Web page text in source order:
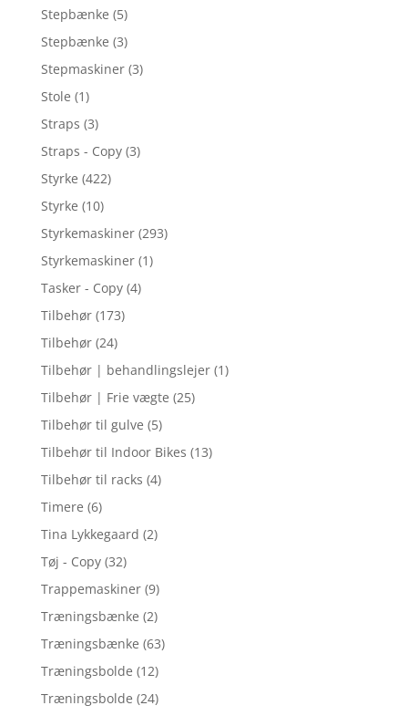
Stepbænke (5)
Stepbænke (3)
Stepmaskiner (3)
Stole (1)
Straps (3)
Straps - Copy (3)
Styrke (422)
Styrke (10)
Styrkemaskiner (293)
Styrkemaskiner (1)
Tasker - Copy (4)
Tilbehør (173)
Tilbehør (24)
Tilbehør | behandlingslejer (1)
Tilbehør | Frie vægte (25)
Tilbehør til gulve (5)
Tilbehør til Indoor Bikes (13)
Tilbehør til racks (4)
Timere (6)
Tina Lykkegaard (2)
Tøj - Copy (32)
Trappemaskiner (9)
Træningsbænke (2)
Træningsbænke (63)
Træningsbolde (12)
Træningsbolde (24)